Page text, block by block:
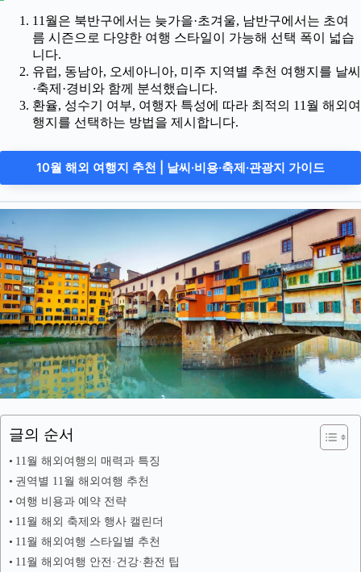
11월은 북반구에서는 늦가을·초겨울, 남반구에서는 초여
름 시즌으로 다양한 여행 스타일이 가능해 선택 폭이 넓습
니다.
유럽, 동남아, 오세아니아, 미주 지역별 추천 여행지를 날씨
·축제·경비와 함께 분석했습니다.
환율, 성수기 여부, 여행자 특성에 따라 최적의 11월 해외여
행지를 선택하는 방법을 제시합니다.
10월 해외 여행지 추천 | 날씨·비용·축제·관광지 가이드
글의 순서
11월 해외여행의 매력과 특징
권역별 11월 해외여행 추천
여행 비용과 예약 전략
11월 해외 축제와 행사 캘린더
11월 해외여행 스타일별 추천
11월 해외여행 안전·건강·환전 팁